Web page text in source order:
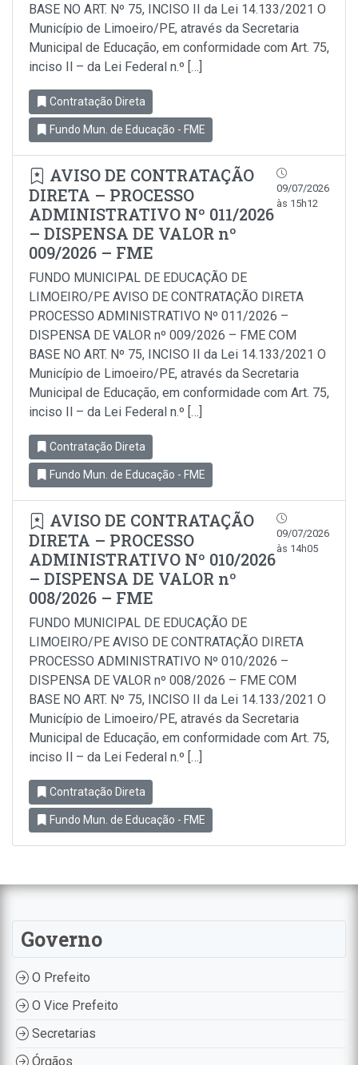
BASE NO ART. Nº 75, INCISO II da Lei 14.133/2021 O
Município de Limoeiro/PE, através da Secretaria
Municipal de Educação, em conformidade com Art. 75,
inciso Il – da Lei Federal n.º […]
Contratação Direta
Fundo Mun. de Educação - FME
AVISO DE CONTRATAÇÃO
DIRETA – PROCESSO
ADMINISTRATIVO Nº 011/2026
– DISPENSA DE VALOR nº
009/2026 – FME
09/07/2026
às 15h12
FUNDO MUNICIPAL DE EDUCAÇÃO DE
LIMOEIRO/PE AVISO DE CONTRATAÇÃO DIRETA
PROCESSO ADMINISTRATIVO Nº 011/2026 –
DISPENSA DE VALOR nº 009/2026 – FME COM
BASE NO ART. Nº 75, INCISO II da Lei 14.133/2021 O
Município de Limoeiro/PE, através da Secretaria
Municipal de Educação, em conformidade com Art. 75,
inciso Il – da Lei Federal n.º […]
Contratação Direta
Fundo Mun. de Educação - FME
AVISO DE CONTRATAÇÃO
DIRETA – PROCESSO
ADMINISTRATIVO Nº 010/2026
– DISPENSA DE VALOR nº
008/2026 – FME
09/07/2026
às 14h05
FUNDO MUNICIPAL DE EDUCAÇÃO DE
LIMOEIRO/PE AVISO DE CONTRATAÇÃO DIRETA
PROCESSO ADMINISTRATIVO Nº 010/2026 –
DISPENSA DE VALOR nº 008/2026 – FME COM
BASE NO ART. Nº 75, INCISO II da Lei 14.133/2021 O
Município de Limoeiro/PE, através da Secretaria
Municipal de Educação, em conformidade com Art. 75,
inciso Il – da Lei Federal n.º […]
Contratação Direta
Fundo Mun. de Educação - FME
Governo
O Prefeito
O Vice Prefeito
Secretarias
Órgãos